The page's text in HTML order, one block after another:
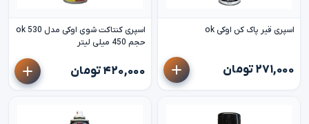
اسپری قیر پاک کن اوکی ok
۲۷۱,۰۰۰ تومان
اسپری کنتاکت شوی اوکی مدل 530 ok
حجم 450 میلی لیتر
۴۲۰,۰۰۰ تومان